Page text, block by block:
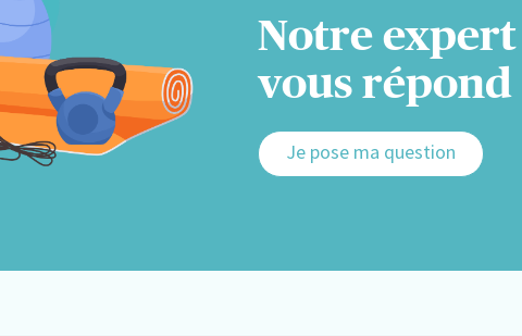
Notre expert
vous répond
Je pose ma question